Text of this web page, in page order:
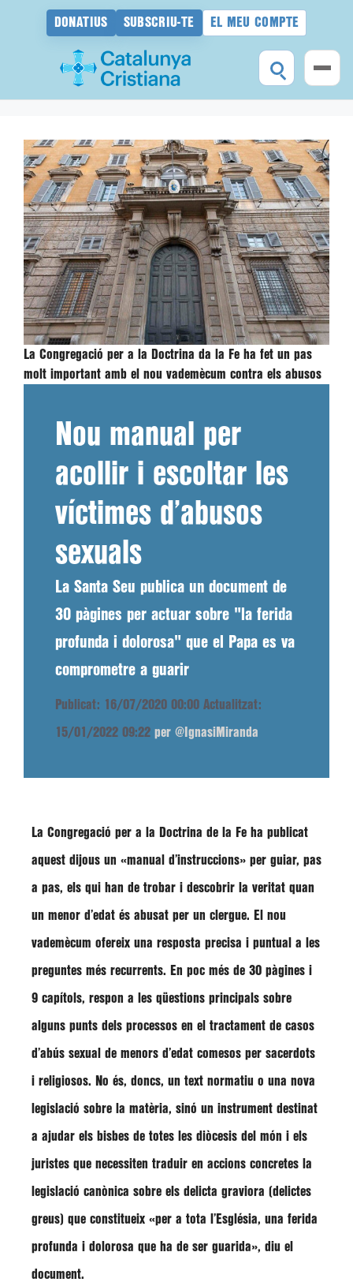
DONATIUS SUBSCRIU-TE EL MEU COMPTE
contingut
La Congregació per a la Doctrina da la Fe ha fet un pas
molt important amb el nou vademècum contra els abusos
Nou manual per
acollir i escoltar les
víctimes d’abusos
sexuals
La Santa Seu publica un document de
30 pàgines per actuar sobre "la ferida
profunda i dolorosa" que el Papa es va
comprometre a guarir
Publicat: 16/07/2020 00:00 Actualitzat:
15/01/2022 09:22 per @IgnasiMiranda
La Congregació per a la Doctrina de la Fe ha publicat
aquest dijous un «manual d’instruccions» per guiar, pas
a pas, els qui han de trobar i descobrir la veritat quan
un menor d’edat és abusat per un clergue. El nou
vademècum ofereix una resposta precisa i puntual a les
preguntes més recurrents. En poc més de 30 pàgines i
9 capítols, respon a les qüestions principals sobre
alguns punts dels processos en el tractament de casos
d’abús sexual de menors d’edat comesos per sacerdots
i religiosos. No és, doncs, un text normatiu o una nova
legislació sobre la matèria, sinó un instrument destinat
a ajudar els bisbes de totes les diòcesis del món i els
juristes que necessiten traduir en accions concretes la
legislació canònica sobre els delicta graviora (delictes
greus) que constitueix «per a tota l’Església, una ferida
profunda i dolorosa que ha de ser guarida», diu el
document.